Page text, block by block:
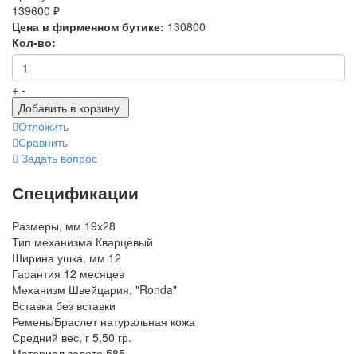
139600 ₽
Цена в фирменном бутике: 130800
Кол-во:
+ -
Добавить в корзину
Отложить
Сравнить
Задать вопрос
Спецификации
Размеры, мм 19х28
Тип механизма Кварцевый
Ширина ушка, мм 12
Гарантия 12 месяцев
Механизм Швейцария, "Ronda"
Вставка без вставки
Ремень/Браслет натуральная кожа
Средний вес, г 5,50 гр.